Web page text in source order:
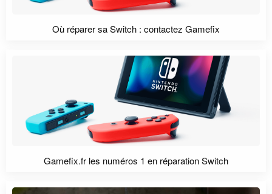
Où réparer sa Switch : contactez Gamefix
Gamefix.fr les numéros 1 en réparation Switch